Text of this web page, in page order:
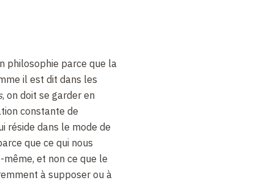
philosophie parce que la
il est dit dans les
, on doit se garder en
constante de
réside dans le mode de
que ce qui nous
et non ce que le
à supposer ou à